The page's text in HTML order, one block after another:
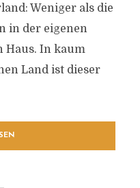
Weniger als die
in der eigenen
Haus. In kaum
Land ist dieser